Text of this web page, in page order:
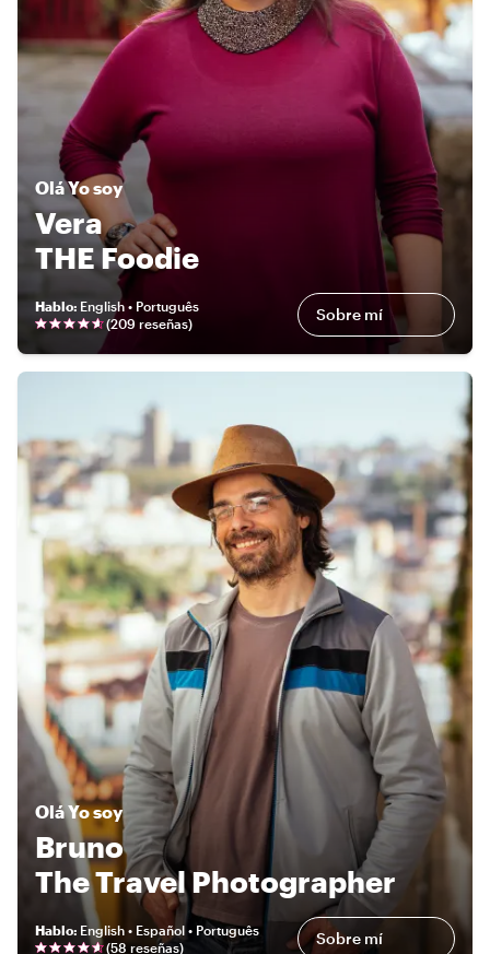
OláYo soy
Vera
THE Foodie
Hablo: English • Português
(209 reseñas) Sobre mí
OláYo soy
Bruno
The Travel Photographer
Hablo: English • Español • Português
(58 reseñas) Sobre mí